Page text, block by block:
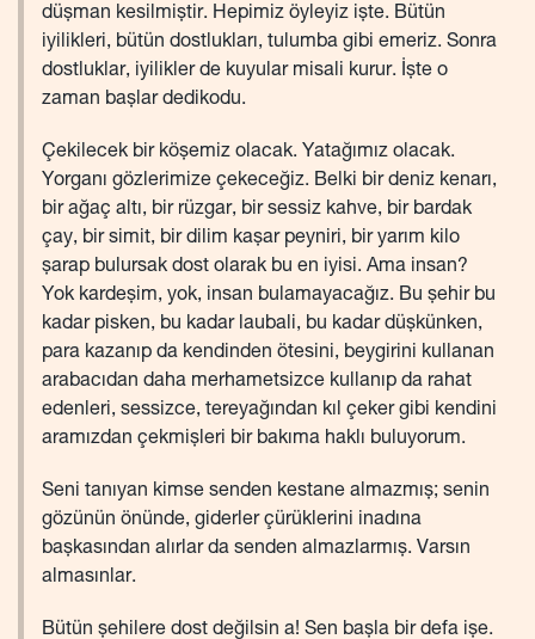
düşman kesilmiştir. Hepimiz öyleyiz işte. Bütün
iyilikleri, bütün dostlukları, tulumba gibi emeriz. Sonra
dostluklar, iyilikler de kuyular misali kurur. İşte o
zaman başlar dedikodu.
Çekilecek bir köşemiz olacak. Yatağımız olacak.
Yorganı gözlerimize çekeceğiz. Belki bir deniz kenarı,
bir ağaç altı, bir rüzgar, bir sessiz kahve, bir bardak
çay, bir simit, bir dilim kaşar peyniri, bir yarım kilo
şarap bulursak dost olarak bu en iyisi. Ama insan?
Yok kardeşim, yok, insan bulamayacağız. Bu şehir bu
kadar pisken, bu kadar laubali, bu kadar düşkünken,
para kazanıp da kendinden ötesini, beygirini kullanan
arabacıdan daha merhametsizce kullanıp da rahat
edenleri, sessizce, tereyağından kıl çeker gibi kendini
aramızdan çekmişleri bir bakıma haklı buluyorum.
Seni tanıyan kimse senden kestane almazmış; senin
gözünün önünde, giderler çürüklerini inadına
başkasından alırlar da senden almazlarmış. Varsın
almasınlar.
Bütün şehilere dost değilsin a! Sen başla bir defa işe.